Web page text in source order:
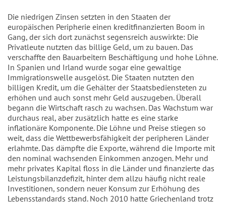
Die niedrigen Zinsen setzten in den Staaten der
europäischen Peripherie einen kreditfinanzierten Boom in
Gang, der sich dort zunächst segensreich auswirkte: Die
Privatleute nutzten das billige Geld, um zu bauen. Das
verschaffte den Bauarbeitern Beschäftigung und hohe Löhne.
In Spanien und Irland wurde sogar eine gewaltige
Immigrationswelle ausgelöst. Die Staaten nutzten den
billigen Kredit, um die Gehälter der Staatsbediensteten zu
erhöhen und auch sonst mehr Geld auszugeben. Überall
begann die Wirtschaft rasch zu wachsen. Das Wachstum war
durchaus real, aber zusätzlich hatte es eine starke
inflationäre Komponente. Die Löhne und Preise stiegen so
weit, dass die Wettbewerbsfähigkeit der peripheren Länder
erlahmte. Das dämpfte die Exporte, während die Importe mit
den nominal wachsenden Einkommen anzogen. Mehr und
mehr privates Kapital floss in die Länder und finanzierte das
Leistungsbilanzdefizit, hinter dem allzu häufig nicht reale
Investitionen, sondern neuer Konsum zur Erhöhung des
Lebensstandards stand. Noch 2010 hatte Griechenland trotz